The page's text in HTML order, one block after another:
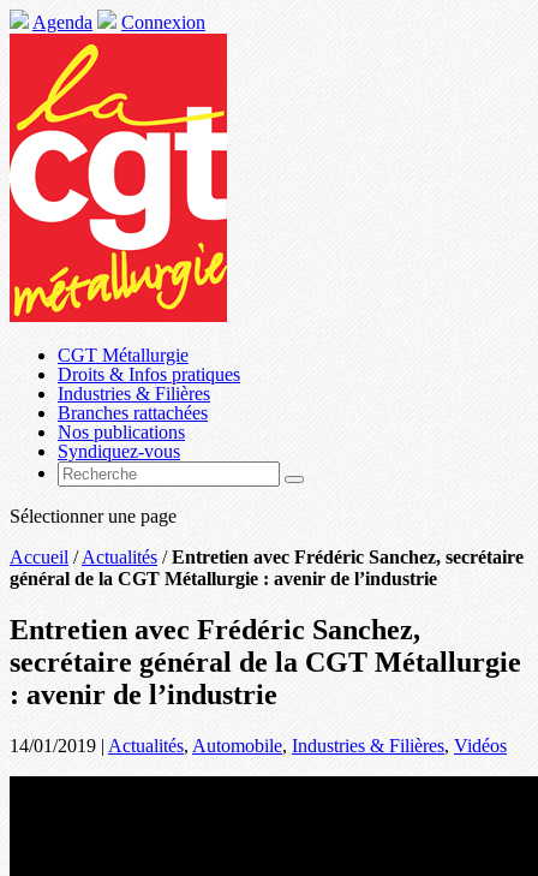
Agenda Connexion
CGT Métallurgie
Droits & Infos pratiques
Industries & Filières
Branches rattachées
Nos publications
Syndiquez-vous
Sélectionner une page
Accueil /Actualités /Entretien avec Frédéric Sanchez, secrétaire
général de la CGT Métallurgie : avenir de l’industrie
Entretien avec Frédéric Sanchez,
secrétaire général de la CGT Métallurgie
: avenir de l’industrie
14/01/2019 | Actualités, Automobile, Industries & Filières, Vidéos